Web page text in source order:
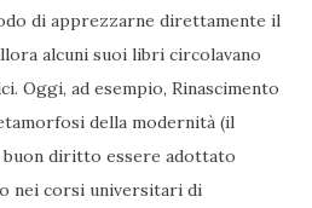
di apprezzarne direttamente il
alcuni suoi libri circolavano
Oggi, ad esempio, Rinascimento
della modernità (il
buon diritto essere adottato
nei corsi universitari di